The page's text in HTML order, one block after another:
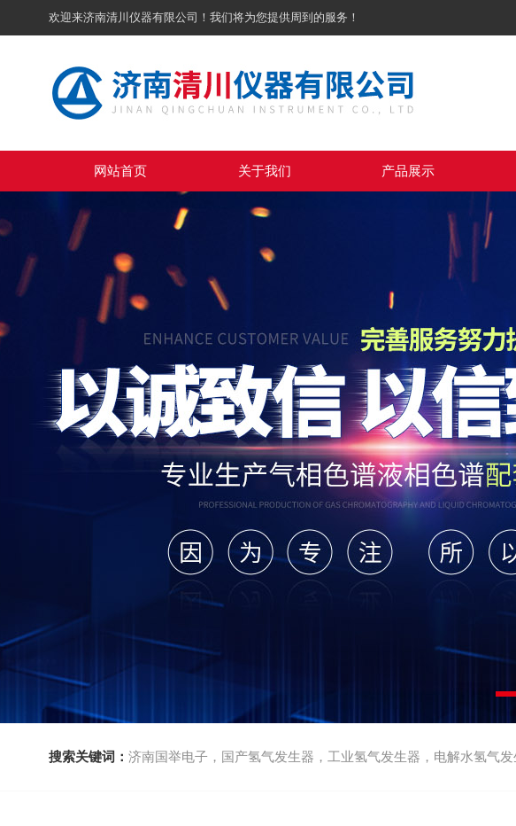
欢迎来济南清川仪器有限公司！我们将为您提供周到的服务！
网站首页 关于我们 产品展示
搜索关键词： 济南国举电子，国产氢气发生器，工业氢气发生器，电解水氢气发